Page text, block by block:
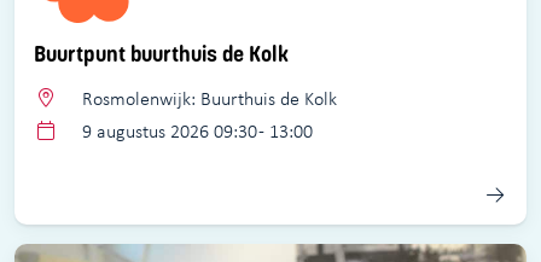
Buurtpunt buurthuis de Kolk
Rosmolenwijk: Buurthuis de Kolk
9 augustus 2026 09:30 - 13:00